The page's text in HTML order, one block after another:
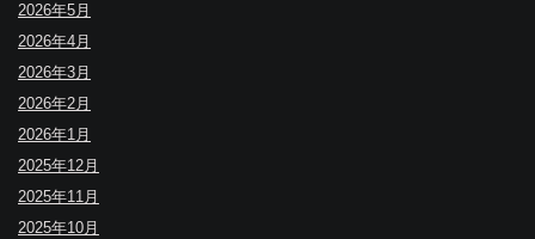
2026年5月
2026年4月
2026年3月
2026年2月
2026年1月
2025年12月
2025年11月
2025年10月